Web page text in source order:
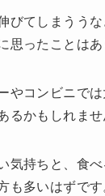
てしまうう
ったことはあ
コンビニで
かもしれませ
持ちと、食
多いはずです